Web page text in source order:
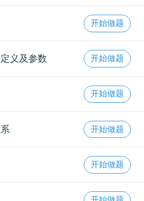
开始做题
义及参数 开始做题
开始做题
开始做题
开始做题